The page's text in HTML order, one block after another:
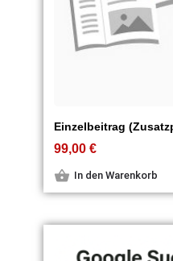
Einzelbeitrag
99,00€
In den Warenkorb